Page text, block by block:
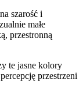
szarość i
małe
przestronną
te jasne kolory
przestrzeni